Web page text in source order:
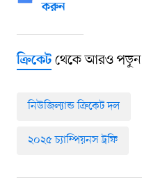
করুন
ক্রিকেটথেকে আরও পড়ুন
নিউজিল্যান্ড ক্রিকেট দল
২০২৫ চ্যাম্পিয়নস ট্রফি